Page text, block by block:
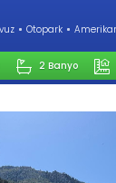
Otopark
2 Banyo